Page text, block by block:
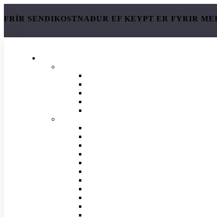
FRÍR SENDIKOSTNAÐUR EF KEYPT ER FYRIR